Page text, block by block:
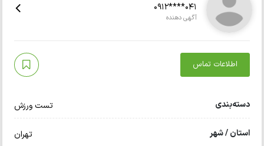
0912****041
آگهی دهنده
اطلاعات تماس
دسته‌بندی تست ورزش
استان / شهر تهران